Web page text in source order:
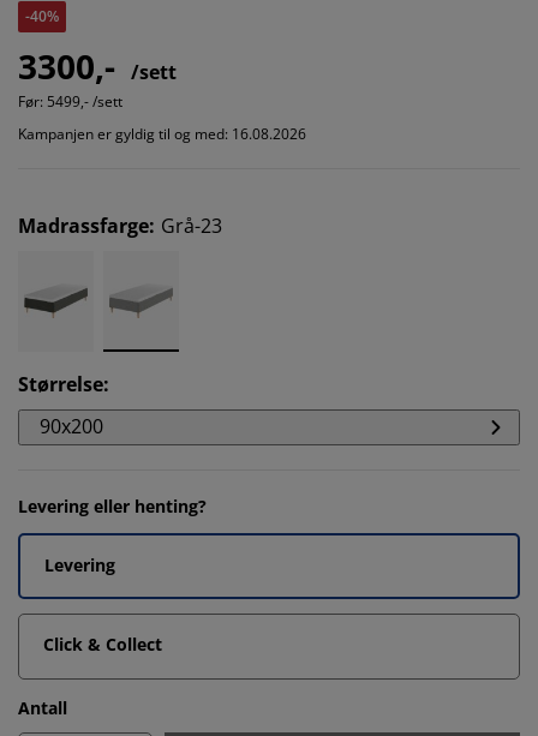
-40%
3300,- /sett
Før: 5499,- /sett
Kampanjen er gyldig til og med: 16.08.2026
Madrassfarge: Grå-23
Størrelse:
90x200
Levering eller henting?
Levering
Click & Collect
Antall